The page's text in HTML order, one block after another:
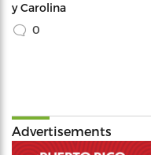
y Carolina
0
Advertisements